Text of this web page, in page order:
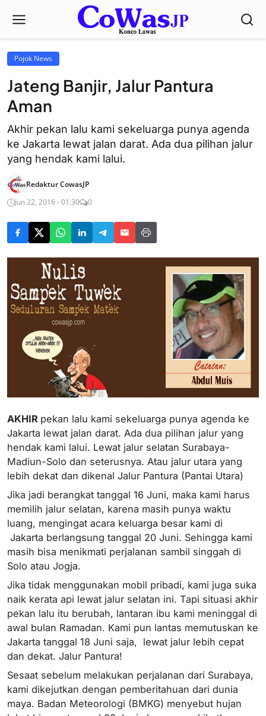
Pojok News
Jateng Banjir, Jalur Pantura
Aman
Akhir pekan lalu kami sekeluarga punya agenda
ke Jakarta lewat jalan darat. Ada dua pilihan jalur
yang hendak kami lalui.
Redaktur CowasJP
Jun 22, 2016 - 01:30
0
AKHIR pekan lalu kami sekeluarga punya agenda ke
Jakarta lewat jalan darat. Ada dua pilihan jalur yang
hendak kami lalui. Lewat jalur selatan Surabaya-
Madiun-Solo dan seterusnya. Atau jalur utara yang
lebih dekat dan dikenal Jalur Pantura (Pantai Utara)
Jika jadi berangkat tanggal 16 Juni, maka kami harus
memilih jalur selatan, karena masih punya waktu
luang, mengingat acara keluarga besar kami di
Jakarta berlangsung tanggal 20 Juni. Sehingga kami
masih bisa menikmati perjalanan sambil singgah di
Solo atau Jogja.
Jika tidak menggunakan mobil pribadi, kami juga suka
naik kerata api lewat jalur selatan ini. Tapi situasi akhir
pekan lalu itu berubah, lantaran ibu kami meninggal di
awal bulan Ramadan. Kami pun lantas memutuskan ke
Jakarta tanggal 18 Juni saja, lewat jalur lebih cepat
dan dekat. Jalur Pantura!
Sesaat sebelum melakukan perjalanan dari Surabaya,
kami dikejutkan dengan pemberitahuan dari dunia
maya. Badan Meteorologi (BMKG) menyebut hujan